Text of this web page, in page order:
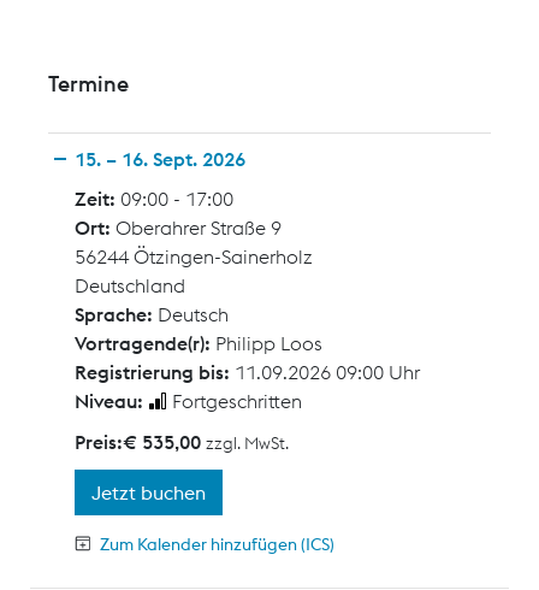
Termine
15. – 16. Sept. 2026
Zeit: 09:00 - 17:00
Ort: Oberahrer Straße 9
56244 Ötzingen-Sainerholz
Deutschland
Sprache: Deutsch
Vortragende(r): Philipp Loos
Registrierung bis: 11.09.2026 09:00 Uhr
Niveau:
Fortgeschritten
Preis:€ 535,00 zzgl. MwSt.
Jetzt buchen
Zum Kalender hinzufügen (ICS)